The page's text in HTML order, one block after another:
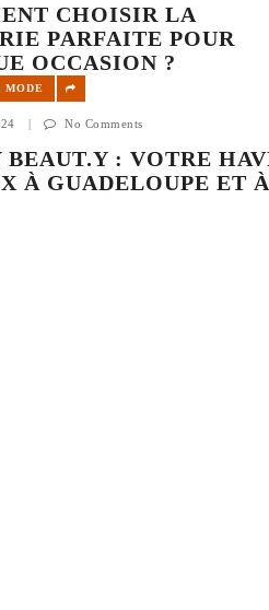
CHOISIR LA
PARFAITE POUR
OCCASION ?
MODE
| No Comments
BEAUT.Y : VOTRE
À GUADELOUPE ET À